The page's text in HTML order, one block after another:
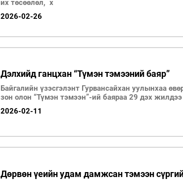
их төсөөлөл, х
2026-02-26
Дэлхийд ганцхан “Түмэн тэмээний баяр”
Байгалийн үзэсгэлэнт Гурвансайхан уулынхаа
зон олон “Түмэн тэмээн”-ий баяраа 29 дэх жилдээ
өнгөрүүллээ.
2026-02-11
Дөрвөн үеийн удам дамжсан тэмээн